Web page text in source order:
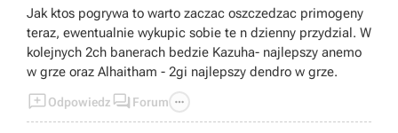
Jak ktos pogrywa to warto zaczac oszczedzac primogeny
teraz, ewentualnie wykupic sobie te n dzienny przydzial. W
kolejnych 2ch banerach bedzie Kazuha- najlepszy anemo
w grze oraz Alhaitham - 2gi najlepszy dendro w grze.
Odpowiedz  Forum 